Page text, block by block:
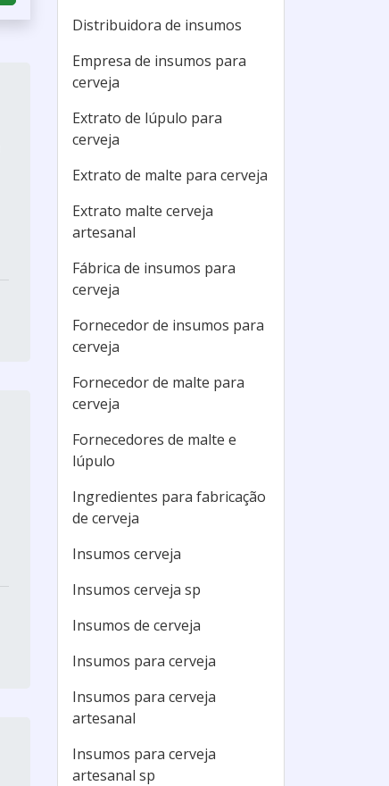
Distribuidora de insumos
Empresa de insumos para
cerveja
Extrato de lúpulo para
cerveja
Extrato de malte para cerveja
Extrato malte cerveja
artesanal
Fábrica de insumos para
cerveja
Fornecedor de insumos para
cerveja
Fornecedor de malte para
cerveja
Fornecedores de malte e
lúpulo
Ingredientes para fabricação
de cerveja
Insumos cerveja
Insumos cerveja sp
Insumos de cerveja
Insumos para cerveja
Insumos para cerveja
artesanal
Insumos para cerveja
artesanal sp